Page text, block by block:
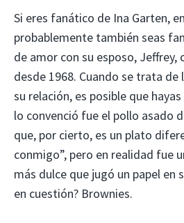
Si eres fanático de Ina Garten,
probablemente también seas
de amor con su esposo, Jeffrey,
desde 1968. Cuando se trata
su relación, es posible que
lo convenció fue el pollo asado
que, por cierto, es un plato
conmigo”, pero en realidad fue
más dulce que jugó un papel en
en cuestión? Brownies.